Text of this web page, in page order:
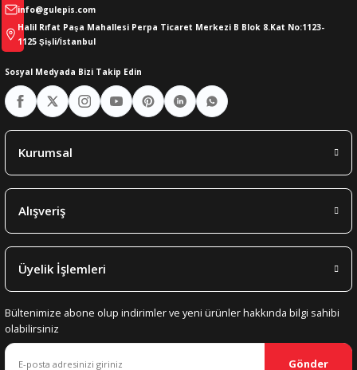
info@gulepis.com
Halil Rıfat Paşa Mahallesi Perpa Ticaret Merkezi B Blok 8.Kat No:1123-
1125 Şişli/İstanbul
Sosyal Medyada Bizi Takip Edin
Kurumsal
Alışveriş
Üyelik İşlemleri
Bültenimize abone olup indirimler ve yeni ürünler hakkında bilgi sahibi
olabilirsiniz
Gönder